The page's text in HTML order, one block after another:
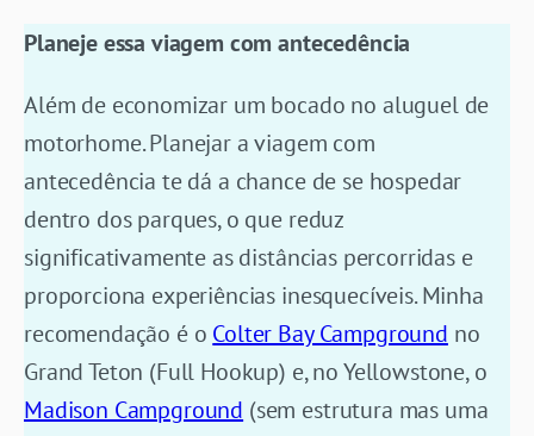
Planeje essa viagem com antecedência
Além de economizar um bocado no aluguel de
motorhome. Planejar a viagem com
antecedência te dá a chance de se hospedar
dentro dos parques, o que reduz
significativamente as distâncias percorridas e
proporciona experiências inesquecíveis. Minha
recomendação é o Colter Bay Campground no
Grand Teton (Full Hookup) e, no Yellowstone, o
Madison Campground (sem estrutura mas uma